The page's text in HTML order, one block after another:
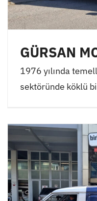
GÜRSAN
1976 yılında
sektöründe köklü